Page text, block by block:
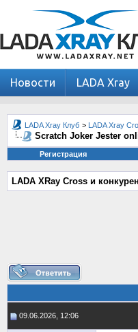
Новости LADA Xray
LADA Xray Клуб > LADA Xray
Scratch Joker Jester
Регистрация
LADA XRay Cross и
09.06.2026, 12:06